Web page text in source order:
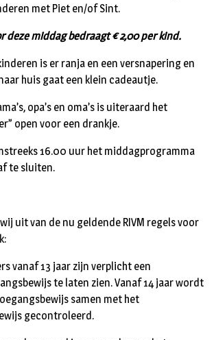
met Piet en/of Sint.
deze middag bedraagt € 2,00 per kind.
is er ranja en een versnapering en
huis gaat een klein cadeautje.
opa’s en oma’s is uiteraard het
open voor een drankje.
16.00 uur het middagprogramma
te sluiten.
uit van de nu geldende RIVM regels voor
vanaf 13 jaar zijn verplicht een
te laten zien. Vanaf 14 jaar wordt
samen met het
gecontroleerd.